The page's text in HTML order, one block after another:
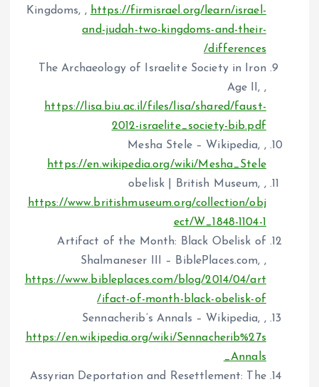
Kingdoms, , https://firmisrael.org/learn/israel-
and-judah-two-kingdoms-and-their-
differences/
The Archaeology of Israelite Society in Iron
Age II, ,
https://lisa.biu.ac.il/files/lisa/shared/faust-
2012-israelite_society-bib.pdf
Mesha Stele – Wikipedia, ,
https://en.wikipedia.org/wiki/Mesha_Stele
obelisk | British Museum, ,
https://www.britishmuseum.org/collection/obj
ect/W_1848-1104-1
Artifact of the Month: Black Obelisk of
Shalmaneser III – BiblePlaces.com, ,
https://www.bibleplaces.com/blog/2014/04/art
ifact-of-month-black-obelisk-of/
Sennacherib’s Annals – Wikipedia, ,
https://en.wikipedia.org/wiki/Sennacherib%27s
_Annals
Assyrian Deportation and Resettlement: The